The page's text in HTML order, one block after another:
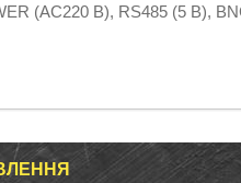
(AC220 В), RS485 (5 В),